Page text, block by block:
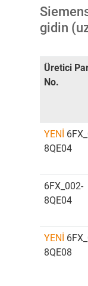
gidin
Üretici
No.
YENİ
8QE04
6FX_002-
8QE04
YENİ
8QE08